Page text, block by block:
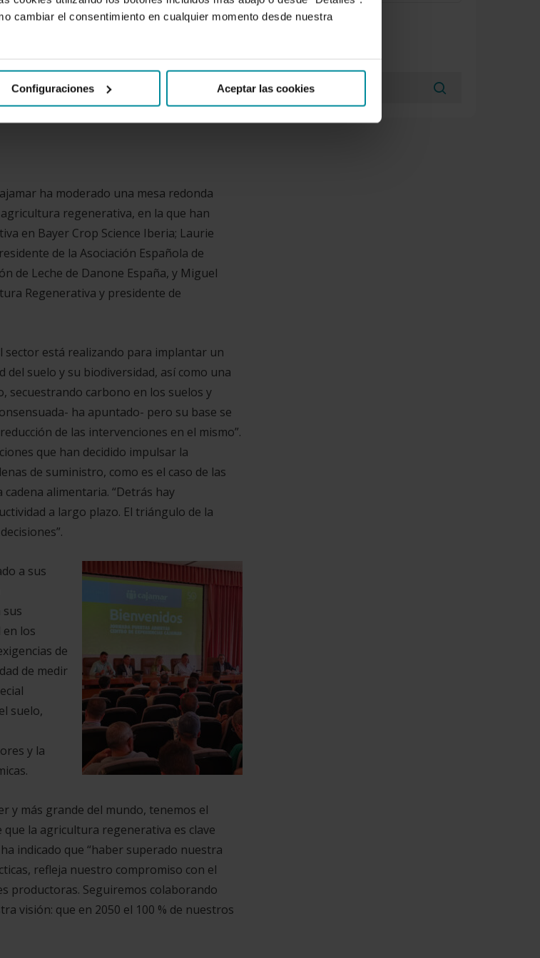
cambiar el consentimiento en cualquier momento desde nuestra
Configuraciones Aceptar las cookies
la mano de expertos que han expuesto
con prácticas como la reducción o
implantación y manejo de
la ganadería.
ha moderado una mesa redonda
regenerativa, en la que han
en Bayer Crop Science Iberia; Laurie
de la Asociación Española de
de Leche de Danone España, y Miguel
Regenerativa y presidente de
sector está realizando para implantar un
suelo y su biodiversidad, así como una
secuestrando carbono en los suelos y
ha apuntado- pero su base se
de las intervenciones en el mismo”.
que han decidido impulsar la
de suministro, como es el caso de las
alimentaria. “Detrás hay
a largo plazo. El triángulo de la
a sus
los
de
de medir
suelo,
y la
y más grande del mundo, tenemos el
la agricultura regenerativa es clave
indicado que “haber superado nuestra
refleja nuestro compromiso con el
productoras. Seguiremos colaborando
visión: que en 2050 el 100 % de nuestros